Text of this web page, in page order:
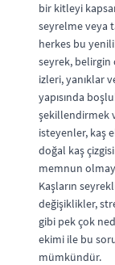
bir kitleyi
seyrelme veya
herkes bu
seyrek, belirgin
izleri, yanıklar
yapısında
şekillendirmek
isteyenler, kaş
doğal kaş
memnun
Kaşların
değişiklikler,
gibi pek çok
ekimi ile bu
mümkündür.